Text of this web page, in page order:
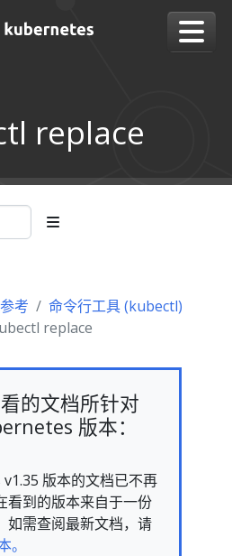
replace
参考
命令行工具 (kubectl)
replace
的文档所针对
版本：
版本的文档已不再
看到的版本来自于一份
如需查阅最新文档，请
。